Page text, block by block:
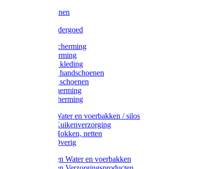
Handschoenen
Thermo ondergoed
Gehoorbescherming
Oogbescherming
Disposable kleding
Disposable handschoenen
Disposable schoenen
Mondbescherming
Hoofdbescherming
Pluimvee Water en voerbakken / silos
Pluimvee Kuikenverzorging
Pluimvee Hokken, netten
Pluimvee Overig
Knaagdieren Water en voerbakken